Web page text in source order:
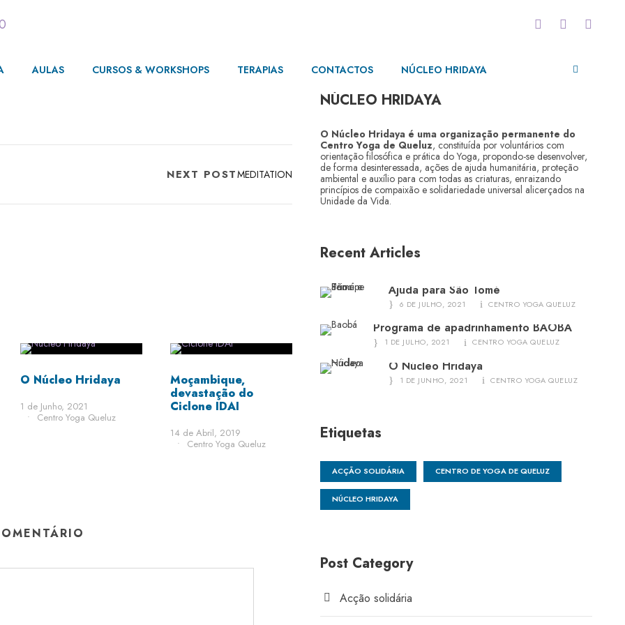
AULAS CURSOS & WORKSHOPS TERAPIAS CONTACTOS NÚCLEO HRIDAYA
NEXT POSTMEDITATION
O Núcleo Hridaya
1 de Junho, 2021
•
Centro Yoga Queluz
Moçambique,
devastação do
Ciclone IDAI
14 de Abril, 2019
•
Centro Yoga Queluz
NÚCLEO HRIDAYA
O Núcleo Hridaya é uma organização permanente do
Centro Yoga de Queluz, constituída por voluntários com
orientação filosófica e prática do Yoga, propondo-se desenvolver,
de forma desinteressada, ações de ajuda humanitária, proteção
ambiental e auxílio para com todas as criaturas, enraizando
princípios de compaixão e solidariedade universal alicerçados na
Unidade da Vida.
Recent Articles
Ajuda para São Tomé
6 DE JULHO, 2021 CENTRO YOGA QUELUZ
Programa de apadrinhamento BAOBÁ
1 DE JULHO, 2021 CENTRO YOGA QUELUZ
O Núcleo Hridaya
1 DE JUNHO, 2021 CENTRO YOGA QUELUZ
Etiquetas
ACÇÃO SOLIDÁRIA CENTRO DE YOGA DE QUELUZ
NÚCLEO HRIDAYA
Post Category
Acção solidária